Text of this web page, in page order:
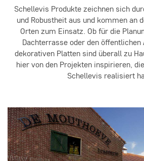
Schellevis Produkte zeichnen sich
und Robustheit aus und kommen an
Orten zum Einsatz. Ob für die
Dachterrasse oder den öffentlichen
dekorativen Platten sind überall zu
hier von den Projekten inspirieren,
Schellevis realisiert